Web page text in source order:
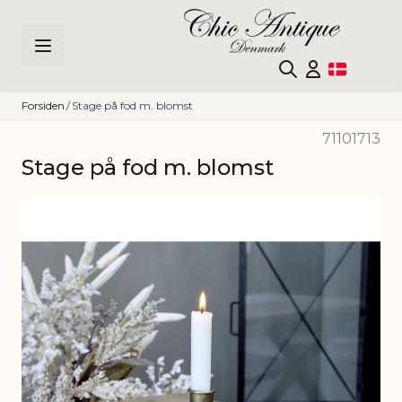
Forsiden / Stage på fod m. blomst
71101713
Stage på fod m. blomst